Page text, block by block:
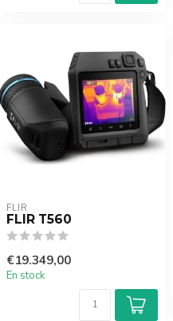
FLIR
FLIR T560
€19.349,00
En stock